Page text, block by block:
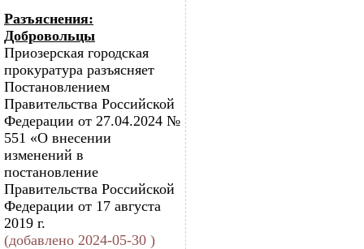
Разъяснения:
Добровольцы
Приозерская городская
прокуратура разъясняет
Постановлением
Правительства Российской
Федерации от 27.04.2024 №
551 «О внесении
изменений в
постановление
Правительства Российской
Федерации от 17 августа
2019 г.
(добавлено 2024-05-30 )